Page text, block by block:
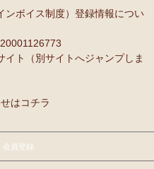
ボイス制度）登録情報につい
イト（別サイトへジャンプしま
はコチラ
会員登録